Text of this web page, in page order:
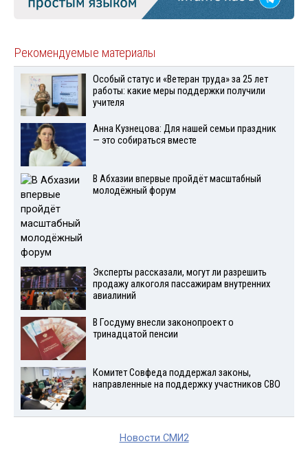
Рекомендуемые материалы
Особый статус и «Ветеран труда» за 25 лет
работы: какие меры поддержки получили
учителя
Анна Кузнецова: Для нашей семьи праздник
— это собираться вместе
В Абхазии впервые пройдёт масштабный
молодёжный форум
Эксперты рассказали, могут ли разрешить
продажу алкоголя пассажирам внутренних
авиалиний
В Госдуму внесли законопроект о
тринадцатой пенсии
Комитет Совфеда поддержал законы,
направленные на поддержку участников СВО
Новости СМИ2